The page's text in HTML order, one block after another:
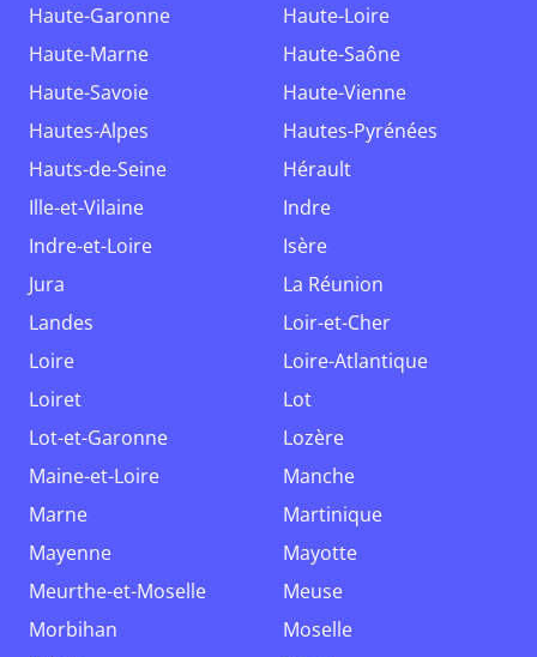
Haute-Garonne
Haute-Loire
Haute-Marne
Haute-Saône
Haute-Savoie
Haute-Vienne
Hautes-Alpes
Hautes-Pyrénées
Hauts-de-Seine
Hérault
Ille-et-Vilaine
Indre
Indre-et-Loire
Isère
Jura
La Réunion
Landes
Loir-et-Cher
Loire
Loire-Atlantique
Loiret
Lot
Lot-et-Garonne
Lozère
Maine-et-Loire
Manche
Marne
Martinique
Mayenne
Mayotte
Meurthe-et-Moselle
Meuse
Morbihan
Moselle